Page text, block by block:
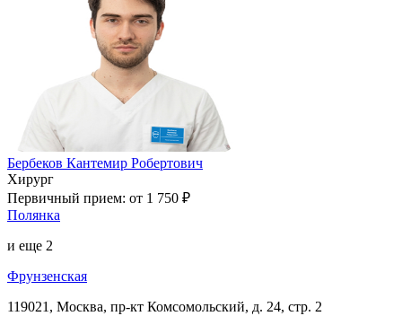
Бербеков Кантемир Робертович
Хирург
Первичный прием: от 1 750 ₽
Полянка
и еще 2
Фрунзенская
119021, Москва, пр-кт Комсомольский, д. 24, стр. 2